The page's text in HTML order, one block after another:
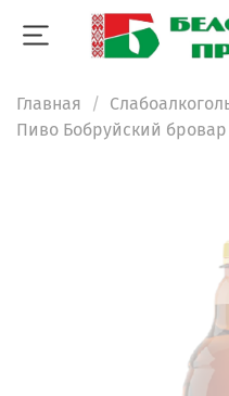
Главная
Пиво Бобруйский бровар